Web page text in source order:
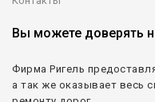
Вы можете доверять
Фирма Ригель
а так же оказывает весь